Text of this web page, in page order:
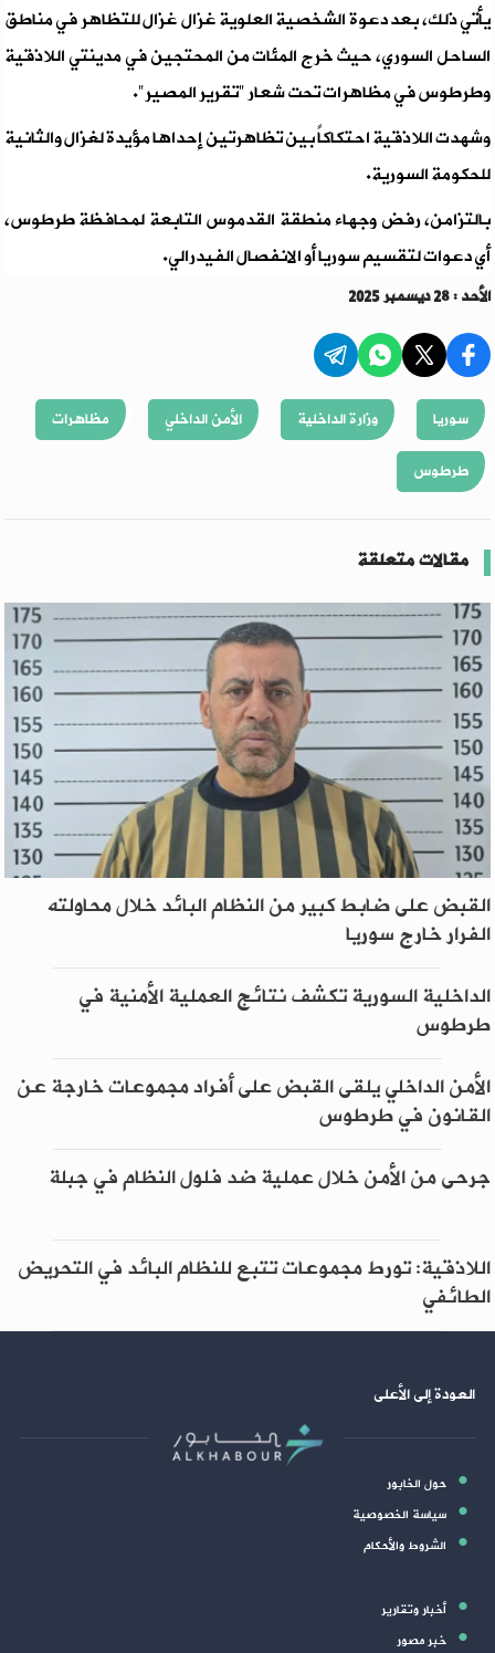
يأتي ذلك، بعد دعوة الشخصية العلوية غزال غزال للتظاهر في مناطق
الساحل السوري، حيث خرج المئات من المحتجين في مدينتي اللاذقية
وطرطوس في مظاهرات تحت شعار "تقرير المصير".
وشهدت اللاذقية احتكاكاً بين تظاهرتين إحداها مؤيدة لغزال والثانية
للحكومة السورية.
بالتزامن، رفض وجهاء منطقة القدموس التابعة لمحافظة طرطوس،
أي دعوات لتقسيم سوريا أو الانفصال الفيدرالي.
الأحد : 28 ديسمبر 2025
سوريا وزارة الداخلية الأمن الداخلي
مظاهرات
طرطوس
مقالات متعلقة
القبض على ضابط كبير من النظام البائد خلال محاولته
الفرار خارج سوريا
الداخلية السورية تكشف نتائج العملية الأمنية في
طرطوس
الأمن الداخلي يلقى القبض على أفراد مجموعات خارجة عن
القانون في طرطوس
جرحى من الأمن خلال عملية ضد فلول النظام في جبلة
اللاذقية: تورط مجموعات تتبع للنظام البائد في التحريض
الطائفي
العودة إلى الأعلى
حول الخابور
سياسة الخصوصية
الشروط والأحكام
أخبار وتقارير
خبر مصور